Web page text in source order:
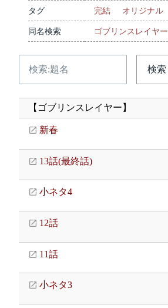
タグ 完結 オリジナル
同名検索 ゴブリンスレイヤー
検索
【ゴブリンスレイヤー】
新春
13話(最終話)
小ネタ4
12話
11話
小ネタ3